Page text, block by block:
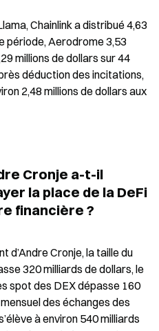
Chainlink a distribué 4,63
période, Aerodrome 3,53
millions de dollars sur 44
déduction des incitations,
2,48 millions de dollars aux
Cronje a-t-il
la place de la DeFi
financière ?
d’Andre Cronje, la taille du
320 milliards de dollars, le
spot des DEX dépasse 160
des échanges des
à environ 540 milliards